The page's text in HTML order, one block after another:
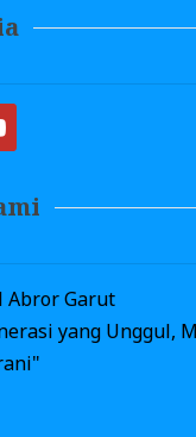
Abror Garut
yang Unggul,